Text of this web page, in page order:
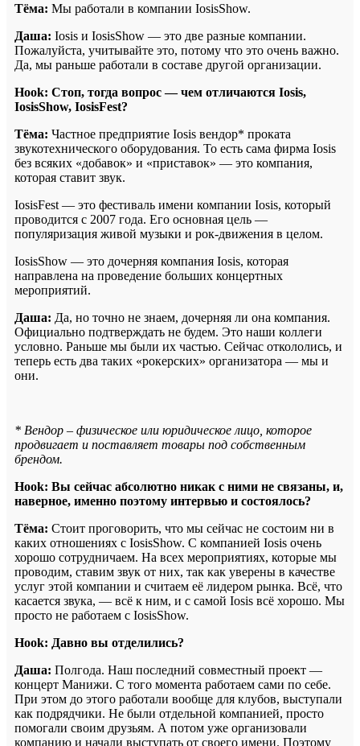
Тёма: Мы работали в компании IosisShow.
Даша: Iosis и IosisShow — это две разные компании.
Пожалуйста, учитывайте это, потому что это очень важно.
Да, мы раньше работали в составе другой организации.
Hook: Стоп, тогда вопрос — чем отличаются Iosis,
IosisShow, IosisFest?
Тёма: Частное предприятие Iosis вендор* проката
звукотехнического оборудования. То есть сама фирма Iosis
без всяких «добавок» и «приставок» — это компания,
которая ставит звук.
IosisFest — это фестиваль имени компании Iosis, который
проводится с 2007 года. Его основная цель —
популяризация живой музыки и рок-движения в целом.
IosisShow — это дочерняя компания Iosis, которая
направлена на проведение больших концертных
мероприятий.
Даша: Да, но точно не знаем, дочерняя ли она компания.
Официально подтверждать не будем. Это наши коллеги
условно. Раньше мы были их частью. Сейчас откололись, и
теперь есть два таких «рокерских» организатора — мы и
они.
* Вендор – физическое или юридическое лицо, которое
продвигает и поставляет товары под собственным
брендом.
Hook: Вы сейчас абсолютно никак с ними не связаны, и,
наверное, именно поэтому интервью и состоялось?
Тёма: Стоит проговорить, что мы сейчас не состоим ни в
каких отношениях с IosisShow. С компанией Iosis очень
хорошо сотрудничаем. На всех мероприятиях, которые мы
проводим, ставим звук от них, так как уверены в качестве
услуг этой компании и считаем её лидером рынка. Всё, что
касается звука, — всё к ним, и с самой Iosis всё хорошо. Мы
просто не работаем с IosisShow.
Hook: Давно вы отделились?
Даша: Полгода. Наш последний совместный проект —
концерт Манижи. С того момента работаем сами по себе.
При этом до этого работали вообще для клубов, выступали
как подрядчики. Не были отдельной компанией, просто
помогали своим друзьям. А потом уже организовали
компанию и начали выступать от своего имени. Поэтому